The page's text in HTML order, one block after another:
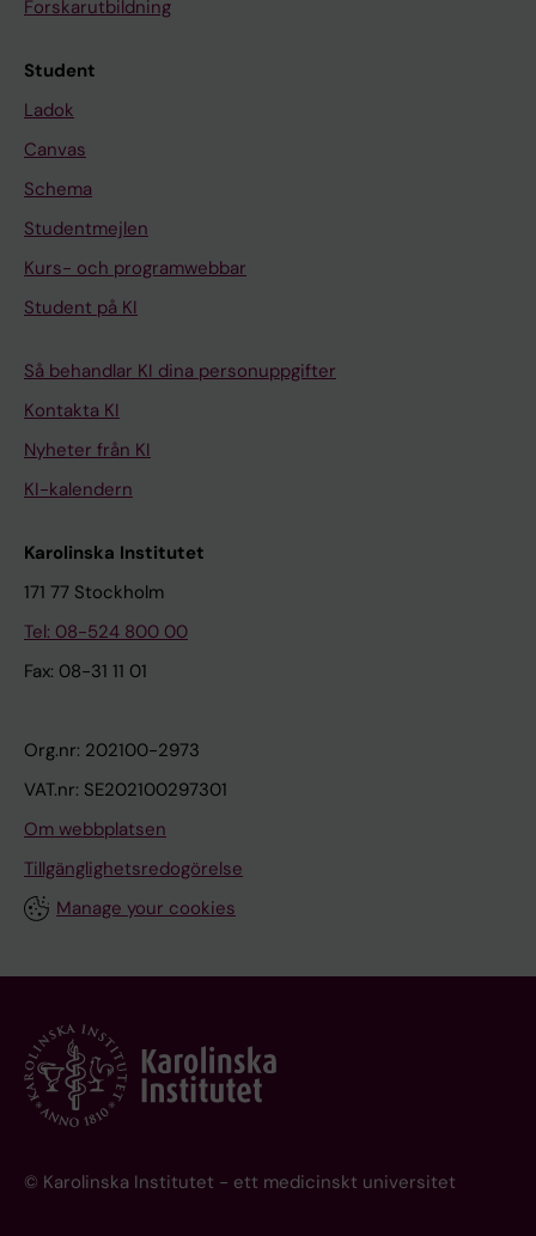
Forskarutbildning
Student
Ladok
Canvas
Schema
Studentmejlen
Kurs- och programwebbar
Student på KI
Så behandlar KI dina personuppgifter
Kontakta KI
Nyheter från KI
KI-kalendern
Karolinska Institutet
171 77 Stockholm
Tel: 08-524 800 00
Fax: 08-31 11 01
Org.nr: 202100-2973
VAT.nr: SE202100297301
Om webbplatsen
Tillgänglighetsredogörelse
Manage your cookies
© Karolinska Institutet - ett medicinskt universitet